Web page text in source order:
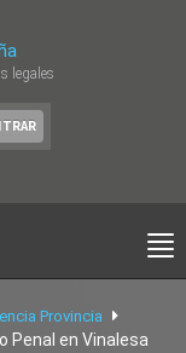
legales
Provincia
Penal en Vinalesa